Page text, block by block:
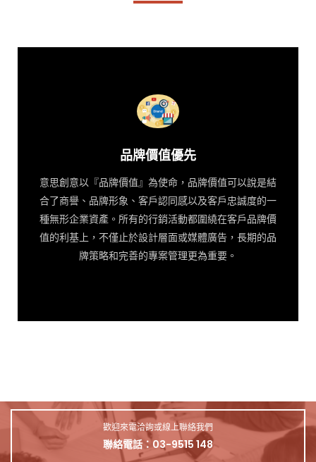
品牌價值優先
意思創意以『品牌價值』為使命，品牌價值可以說是結
合了商譽、品牌形象、客戶認同感以及客戶忠誠度的一
種無形企業資產。所有的行銷活動都圍繞在客戶品牌價
值的利基上，不僅止於設計層面或媒體廣告，長期的品
牌策略和完善的專案管理更為重要。
歡迎來電洽詢或線上聯絡我們
聯絡電話：03-9515 148